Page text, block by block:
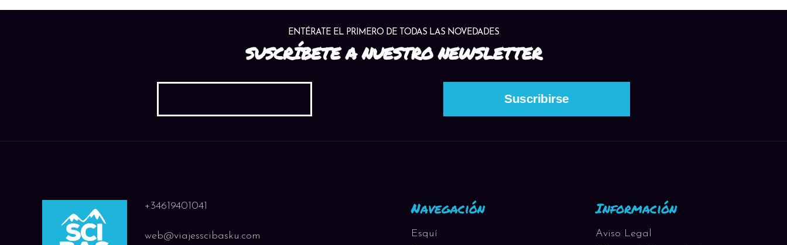
ENTÉRATE EL PRIMERO DE TODAS LAS NOVEDADES
SUSCRÍBETE A NUESTRO NEWSLETTER
+34619401041
web@viajesscibasku.com
Navegación
Esquí
Información
Aviso Legal